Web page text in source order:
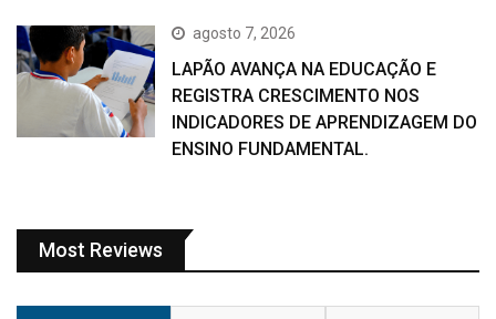
agosto 7, 2026
LAPÃO AVANÇA NA EDUCAÇÃO E
REGISTRA CRESCIMENTO NOS
INDICADORES DE APRENDIZAGEM DO
ENSINO FUNDAMENTAL.
Most Reviews